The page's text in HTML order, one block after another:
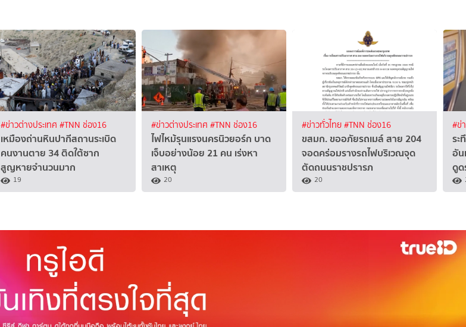
#ข่าวต่างประเทศ #TNN ช่อง16
เหมืองถ่านหินปากีสถานระเบิด
คนงานตาย 34 ติดใต้ซาก
สูญหายจำนวนมาก
19
#ข่าวต่างประเทศ #TNN ช่อง16
ไฟไหม้รุนแรงนครนิวยอร์ก บาด
เจ็บอย่างน้อย 21 คน เร่งหา
สาเหตุ
20
#ข่าวทั่วไทย#TNN ช่อง16
ขสมก. ขออภัยรถเมล์ สาย 204
จอดคร่อมรางรถไฟบริเวณจุด
ตัดถนนราชปรารภ
20
#ข่
ระ
อัน
ดู